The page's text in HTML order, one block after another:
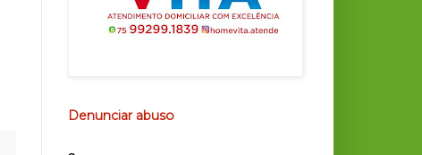
Denunciar abuso